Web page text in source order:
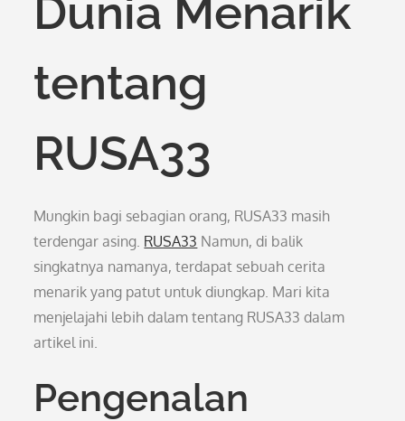
Dunia Menarik
tentang
RUSA33
Mungkin bagi sebagian orang, RUSA33 masih
terdengar asing. RUSA33 Namun, di balik
singkatnya namanya, terdapat sebuah cerita
menarik yang patut untuk diungkap. Mari kita
menjelajahi lebih dalam tentang RUSA33 dalam
artikel ini.
Pengenalan